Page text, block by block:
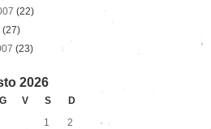
(22)
(27)
(23)
2026
G V S
D
1
2